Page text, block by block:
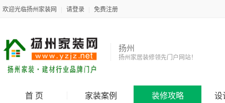
欢迎光临扬州家装网 请登录 免费注册
扬州
扬州家居装修领先门户网站！
首 页 家装案例 装修攻略 设